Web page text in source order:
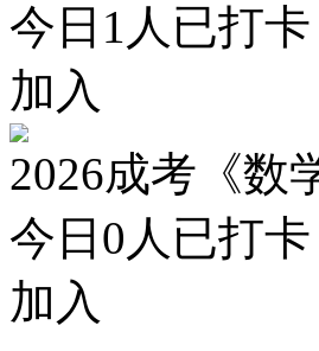
今日 1 人已打卡
加入
2026成考《数
今日 0 人已打卡
加入